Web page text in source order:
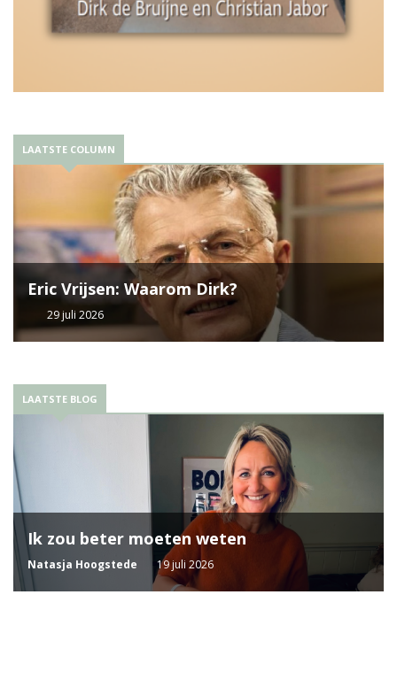
LAATSTE COLUMN
Eric Vrijsen: Waarom Dirk?
29 juli 2026
LAATSTE BLOG
Ik zou beter moeten weten
Natasja Hoogstede 19 juli 2026